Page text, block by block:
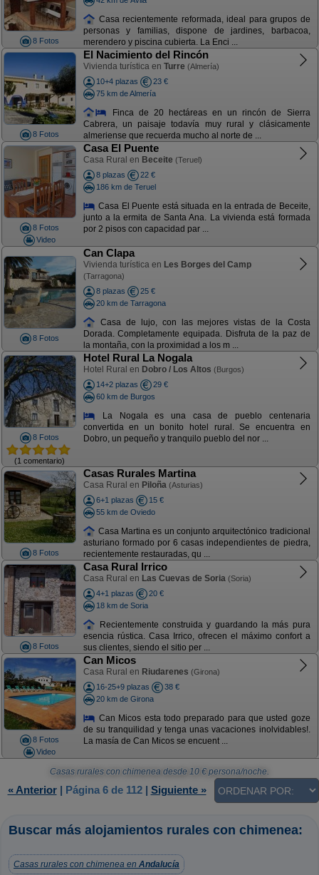
8 Fotos
Casa recientemente reformada, ideal para grupos de
personas y familias, dispone de jardines, barbacoa,
merendero y piscina cubierta. La Enci ...
8 Fotos
El Nacimiento del Rincón
Vivienda turística en Turre (Almería)
10+4 plazas
23 €
75 km de Almería
Finca de 20 hectáreas en un rincón de Sierra
Cabrera, un paisaje todavía muy rural y clásicamente
almeriense que recuerda mucho al norte de ...
8 Fotos
Video
Casa El Puente
Casa Rural en Beceite (Teruel)
8 plazas
22 €
186 km de Teruel
Casa El Puente está situada en la entrada de Beceite,
junto a la ermita de Santa Ana. La vivienda está formada
por 2 pisos con capacidad par ...
8 Fotos
Can Clapa
Vivienda turística en Les Borges del Camp
(Tarragona)
8 plazas
25 €
20 km de Tarragona
Casa de lujo, con las mejores vistas de la Costa
Dorada. Completamente equipada. Disfruta de la paz de
la montaña, con la proximidad a los m ...
8 Fotos
(1 comentario)
Hotel Rural La Nogala
Hotel Rural en Dobro / Los Altos (Burgos)
14+2 plazas
29 €
60 km de Burgos
La Nogala es una casa de pueblo centenaria
convertida en un bonito hotel rural. Se encuentra en
Dobro, un pequeño y tranquilo pueblo del nor ...
8 Fotos
Casas Rurales Martina
Casa Rural en Piloña (Asturias)
6+1 plazas
15 €
55 km de Oviedo
Casa Martina es un conjunto arquitectónico tradicional
asturiano formado por 6 casas independientes de piedra,
recientemente restauradas, qu ...
8 Fotos
Casa Rural Irrico
Casa Rural en Las Cuevas de Soria (Soria)
4+1 plazas
20 €
18 km de Soria
Recientemente construida y guardando la más pura
esencia rústica. Casa Irrico, ofrecen el máximo confort a
sus clientes, siendo el sitio per ...
8 Fotos
Video
Can Micos
Casa Rural en Riudarenes (Girona)
16-25+9 plazas
38 €
20 km de Girona
Can Micos esta todo preparado para que usted goze
de su tranquilidad y tenga unas vacaciones inolvidables!.
La masía de Can Micos se encuent ...
Casas rurales con chimenea desde 10 € persona/noche.
« Anterior| Página 6 de 112| Siguiente »
Buscar más alojamientos rurales con chimenea:
Casas rurales con chimenea en Andalucía